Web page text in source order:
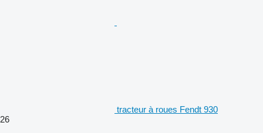
tracteur à roues Fendt 930
26